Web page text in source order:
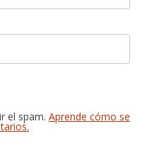
el spam. Aprende cómo se